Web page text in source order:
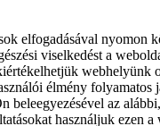
elfogadásával nyomon
viselkedést a
webhelyünk
élmény folyamatos
beleegyezésével az
használjuk ezen